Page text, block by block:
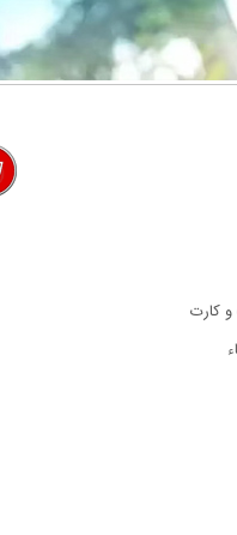
کارت